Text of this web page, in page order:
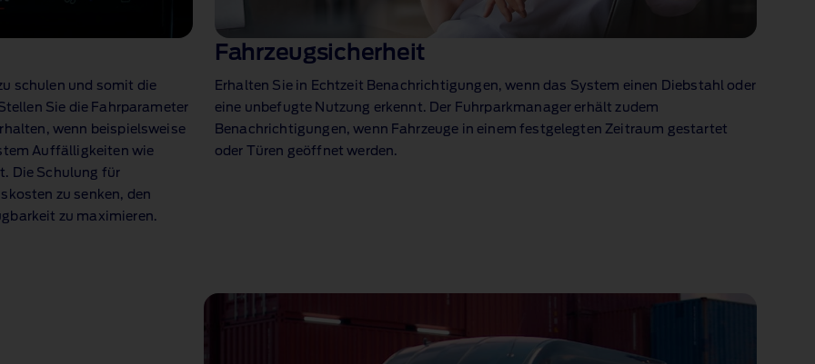
schulen und somit die
Sie die Fahrparameter
wenn beispielsweise
Auffälligkeiten wie
Die Schulung für
zu senken, den
zu maximieren.
Fahrzeugsicherheit
Erhalten Sie in Echtzeit Benachrichtigungen, wenn das System einen Diebstahl oder
eine unbefugte Nutzung erkennt. Der Fuhrparkmanager erhält zudem
Benachrichtigungen, wenn Fahrzeuge in einem festgelegten Zeitraum gestartet
oder Türen geöffnet werden.